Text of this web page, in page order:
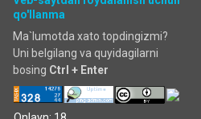
qo'llanma
Ma`lumotda xato topdingizmi?
Uni belgilang va quyidagilarni
bosing Ctrl + Enter